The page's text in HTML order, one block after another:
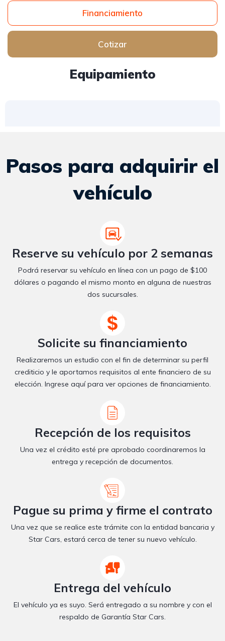
Financiamiento
Cotizar
Equipamiento
Pasos para adquirir el
vehículo
Reserve su vehículo por 2 semanas
Podrá reservar su vehículo en línea con un pago de $100
dólares o pagando el mismo monto en alguna de nuestras
dos sucursales.
Solicite su financiamiento
Realizaremos un estudio con el fin de determinar su perfil
crediticio y le aportamos requisitos al ente financiero de su
elección. Ingrese aquí para ver opciones de financiamiento.
Recepción de los requisitos
Una vez el crédito esté pre aprobado coordinaremos la
entrega y recepción de documentos.
Pague su prima y firme el contrato
Una vez que se realice este trámite con la entidad bancaria y
Star Cars, estará cerca de tener su nuevo vehículo.
Entrega del vehículo
El vehículo ya es suyo. Será entregado a su nombre y con el
respaldo de Garantía Star Cars.